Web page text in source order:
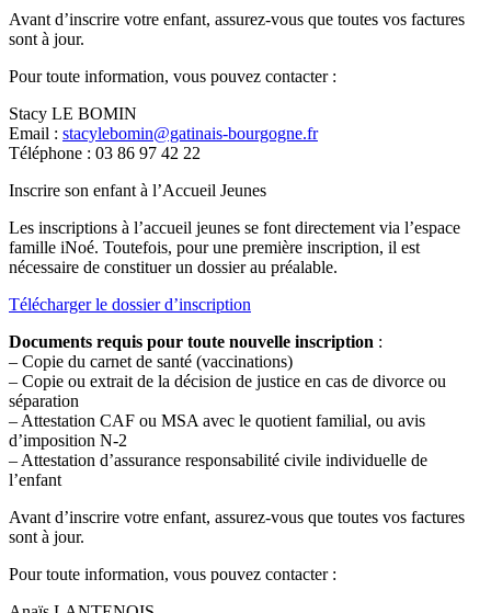
Avant d’inscrire votre enfant, assurez-vous que toutes vos factures
sont à jour.
Pour toute information, vous pouvez contacter :
Stacy LE BOMIN
Email : stacylebomin@gatinais-bourgogne.fr
Téléphone : 03 86 97 42 22
Inscrire son enfant à l’Accueil Jeunes
Les inscriptions à l’accueil jeunes se font directement via l’espace
famille iNoé. Toutefois, pour une première inscription, il est
nécessaire de constituer un dossier au préalable.
Télécharger le dossier d’inscription
Documents requis pour toute nouvelle inscription :
– Copie du carnet de santé (vaccinations)
– Copie ou extrait de la décision de justice en cas de divorce ou
séparation
– Attestation CAF ou MSA avec le quotient familial, ou avis
d’imposition N-2
– Attestation d’assurance responsabilité civile individuelle de
l’enfant
Avant d’inscrire votre enfant, assurez-vous que toutes vos factures
sont à jour.
Pour toute information, vous pouvez contacter :